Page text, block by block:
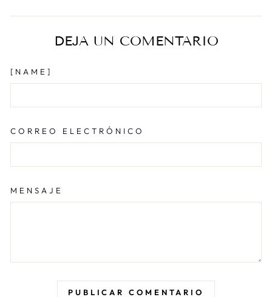
Facebook
X
DEJA UN COMENTARIO
[NAME]
CORREO ELECTRÓNICO
MENSAJE
PUBLICAR COMENTARIO